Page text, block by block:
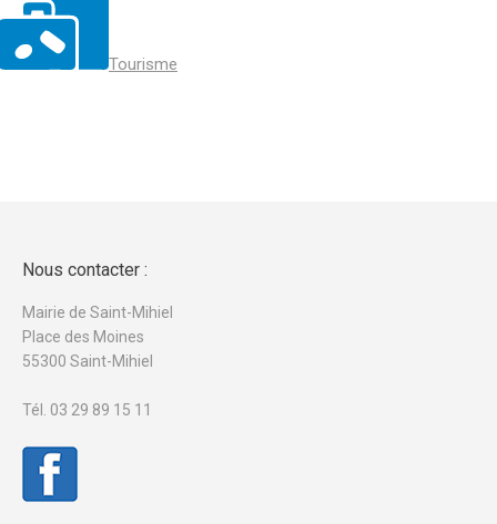
Tourisme
Nous contacter :
Mairie de Saint-Mihiel
Place des Moines
55300 Saint-Mihiel
Tél. 03 29 89 15 11